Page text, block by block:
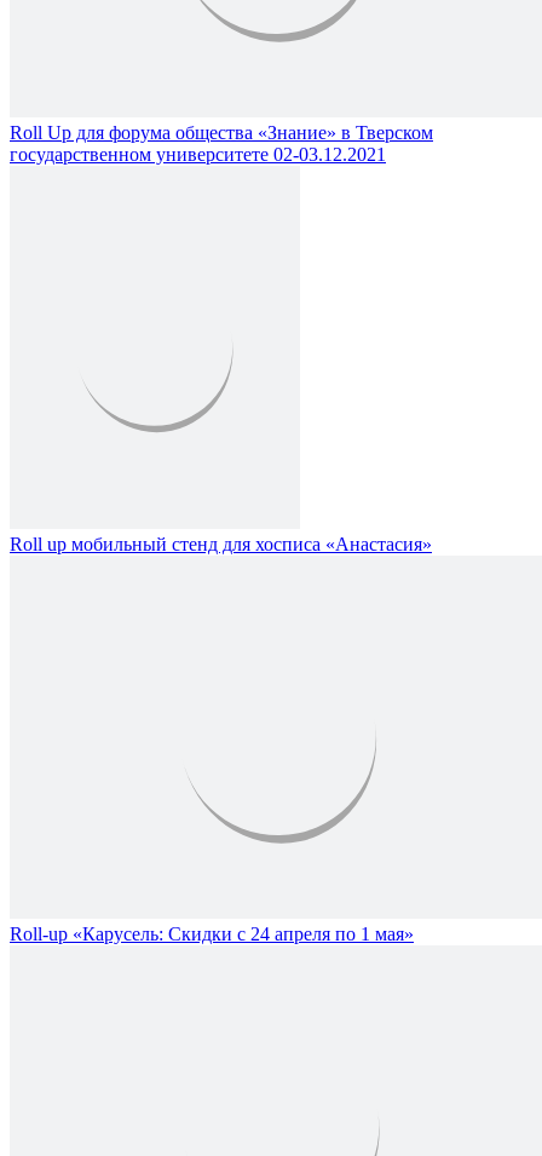
Roll Up для форума общества «Знание» в Тверском
государственном университете 02-03.12.2021
Roll up мобильный стенд для хосписа «Анастасия»
Roll-up «Карусель: Скидки с 24 апреля по 1 мая»